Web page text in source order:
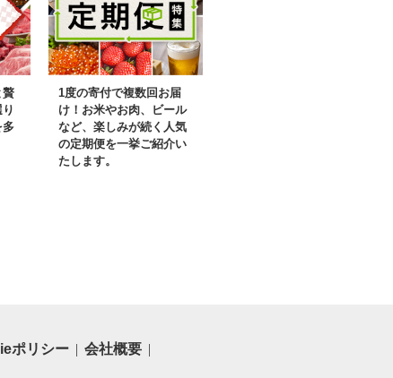
贅
多
1度の寄付で複数回お届
け！お米やお肉、ビール
など、楽しみが続く人気
の定期便を一挙ご紹介い
たします。
ポリシー 会社概要